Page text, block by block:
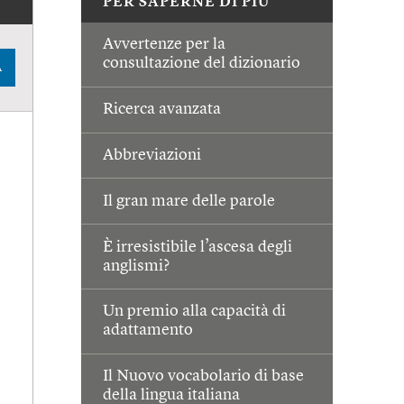
Avvertenze per la
consultazione del dizionario
Ricerca avanzata
Abbreviazioni
Il gran mare delle parole
È irresistibile l’ascesa degli
anglismi?
Un premio alla capacità di
adattamento
Il Nuovo vocabolario di base
della lingua italiana